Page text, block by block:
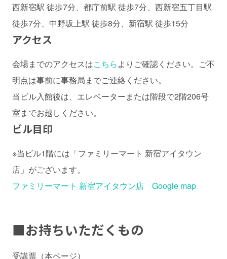
西新宿駅 徒歩7分、都庁前駅 徒歩7分、西新宿五丁目駅
徒歩7分、中野坂上駅 徒歩8分、新宿駅 徒歩15分
アクセス
会場までのアクセスはこちらよりご確認ください。ご不
明点は事前に事務局までご連絡ください。
当ビル入館後は、エレベーターまたは階段で2階206号
室までお越しください。
ビル目印
※当ビル1階には「ファミリーマート 新宿アイタウン
店」がございます。
ファミリーマート 新宿アイタウン店 Google map
■お持ちいただくもの
受講票（本ページ）